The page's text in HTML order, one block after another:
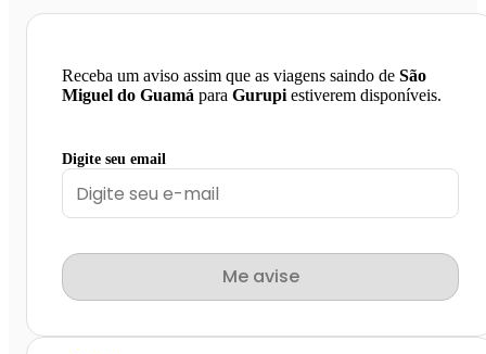
Receba um aviso assim que as viagens saindo de São
Miguel do Guamá para Gurupi estiverem disponíveis.
Digite seu email
Me avise